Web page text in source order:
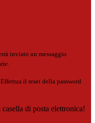
inviato un messaggio
il reset della password
di posta elettronica!